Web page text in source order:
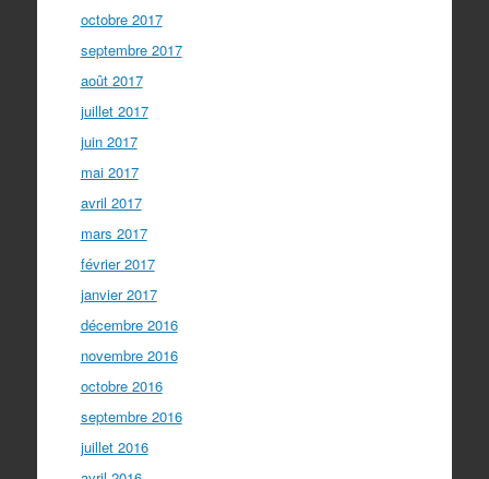
octobre 2017
septembre 2017
août 2017
juillet 2017
juin 2017
mai 2017
avril 2017
mars 2017
février 2017
janvier 2017
décembre 2016
novembre 2016
octobre 2016
septembre 2016
juillet 2016